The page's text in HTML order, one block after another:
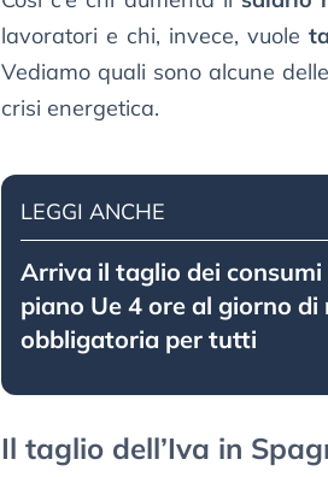
lavoratori e chi, invece, vuole
Vediamo quali sono alcune
crisi energetica.
LEGGI ANCHE
Arriva il taglio dei
piano Ue 4 ore al giorno di
obbligatoria per tutti
Il taglio dell’Iva in